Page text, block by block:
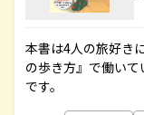
本書は4人の旅好き
の歩き方』で働い
です。